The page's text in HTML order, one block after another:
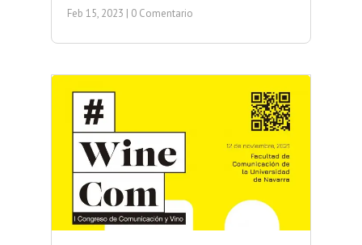
Feb 15, 2023 | 0 Comentario